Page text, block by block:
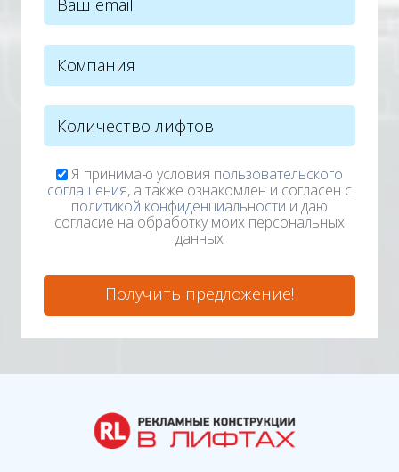
Я принимаю условия пользовательского
соглашения, а также ознакомлен и согласен с
политикой конфиденциальности и даю
согласие на обработку моих персональных
данных
Получить предложение!